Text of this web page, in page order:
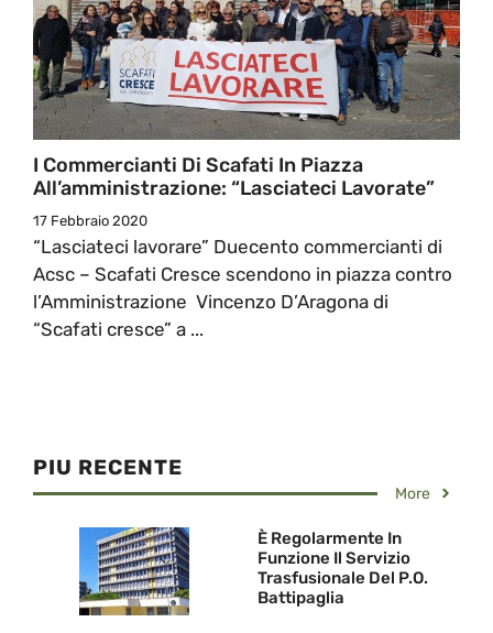
I Commercianti Di Scafati In Piazza
All’amministrazione: “Lasciateci Lavorate”
17 Febbraio 2020
“Lasciateci lavorare” Duecento commercianti di
Acsc – Scafati Cresce scendono in piazza contro
l’Amministrazione Vincenzo D’Aragona di
“Scafati cresce” a ...
PIU RECENTE
More
È Regolarmente In
Funzione Il Servizio
Trasfusionale Del P.O.
Battipaglia